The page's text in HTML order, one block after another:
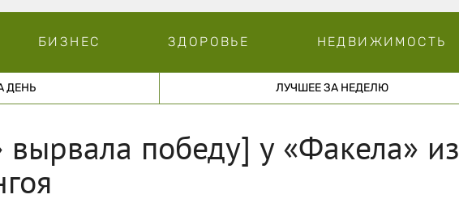
БИЗНЕС ЗДОРОВЬЕ НЕДВИЖИМОСТЬ
ДЕНЬ ЛУЧШЕЕ ЗА НЕДЕЛЮ
вырвала победу] у «Факела» из